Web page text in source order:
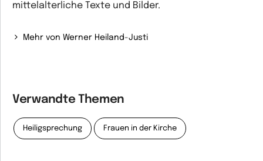
mittelalterliche Texte und Bilder.
Mehr von Werner Heiland-Justi
Verwandte Themen
Heiligsprechung Frauen in der Kirche